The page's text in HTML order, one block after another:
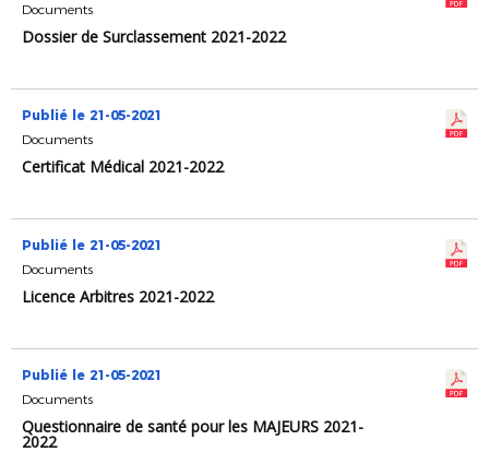
Documents
Dossier de Surclassement 2021-2022
Publié le 21-05-2021
Documents
Certificat Médical 2021-2022
Publié le 21-05-2021
Documents
Licence Arbitres 2021-2022
Publié le 21-05-2021
Documents
Questionnaire de santé pour les MAJEURS 2021-
2022